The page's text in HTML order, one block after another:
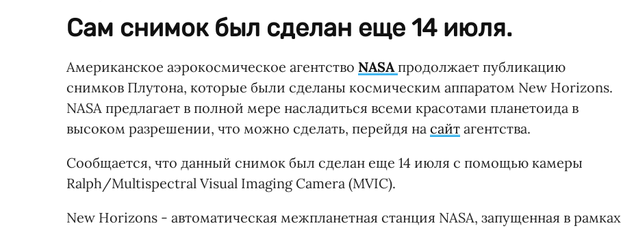
Сам снимок был сделан еще 14 июля.
Американское аэрокосмическое агентство NASA продолжает публикацию
снимков Плутона, которые были сделаны космическим аппаратом New Horizons.
NASA предлагает в полной мере насладиться всеми красотами планетоида в
высоком разрешении, что можно сделать, перейдя на сайт агентства.
Сообщается, что данный снимок был сделан еще 14 июля с помощью камеры
Ralph/Multispectral Visual Imaging Camera (MVIC).
New Horizons - автоматическая межпланетная станция NASA, запущенная в рамках